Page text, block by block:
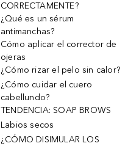
CORRECTAMENTE?
¿Qué es un sérum
antimanchas?
Cómo aplicar el corrector de
ojeras
¿Cómo rizar el pelo sin calor?
¿Cómo cuidar el cuero
cabellundo?
TENDENCIA: SOAP BROWS
Labios secos
¿CÓMO DISIMULAR LOS